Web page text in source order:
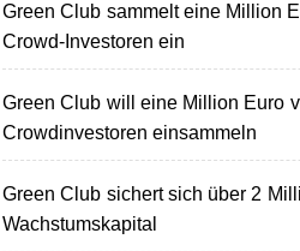
Green Club sammelt eine Million
Crowd-Investoren ein
Green Club will eine Million Euro
Crowdinvestoren einsammeln
Green Club sichert sich über 2
Wachstumskapital